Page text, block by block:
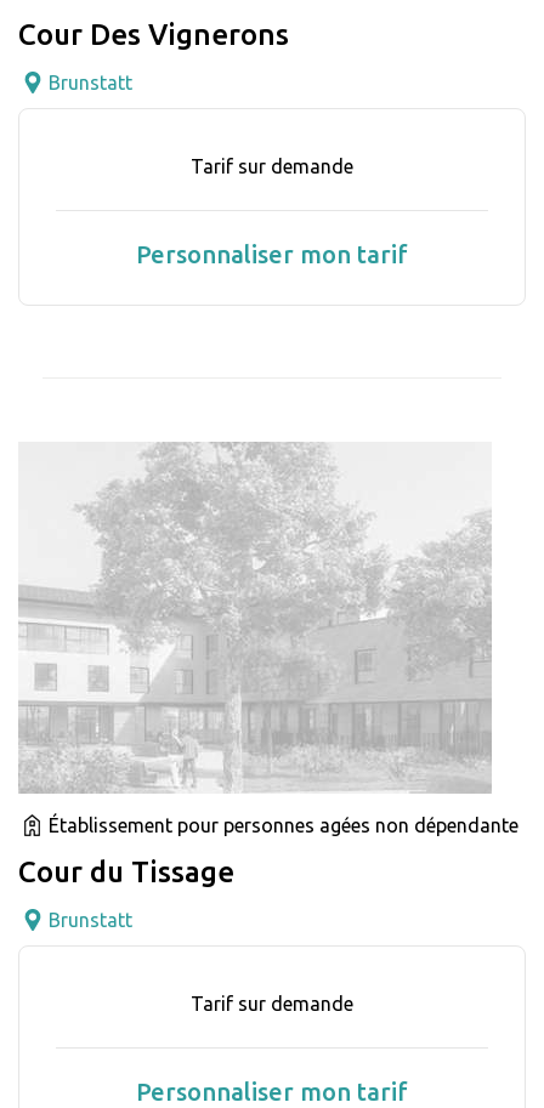
Cour Des Vignerons
Brunstatt
Tarif sur demande
Personnaliser mon tarif
Établissement pour personnes agées non dépendante
Cour du Tissage
Brunstatt
Tarif sur demande
Personnaliser mon tarif